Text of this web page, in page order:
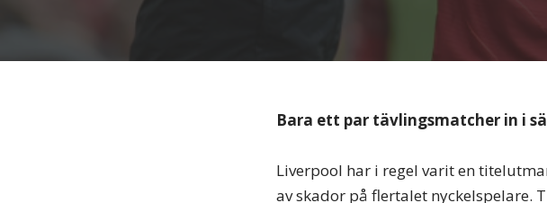
Bara ett par tävlingsmatcher in i
Liverpool har i regel varit en
av skador på flertalet nyckelspelare.